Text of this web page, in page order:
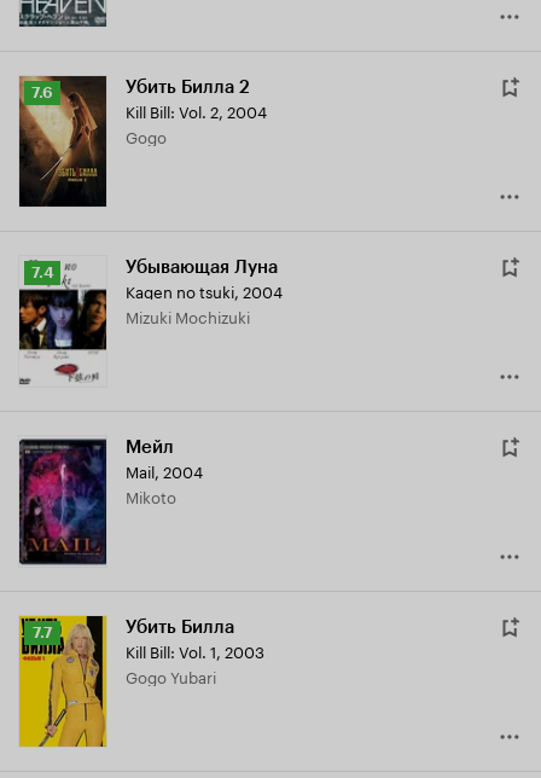
Рейтинг
Кинопоиска
7.6
7.6 Убить Билла 2
Kill Bill: Vol. 2, 2004
Gogo
Рейтинг
Кинопоиска
7.4
7.4 Убывающая Луна
Kagen no tsuki, 2004
Mizuki Mochizuki
Мейл
Mail, 2004
Mikoto
Рейтинг
Кинопоиска
7.7 Убить Билла
Kill Bill: Vol. 1, 2003
Gogo Yubari